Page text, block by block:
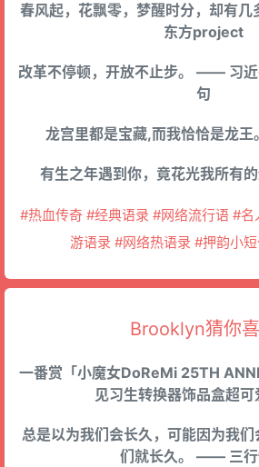
春风起，花飘零，梦醒时分，却有
东方project
改革不停顿，开放不止步。 —— 习
句
龙宫里都是宝藏,而我恰恰是龙
有生之年遇到你，竟花光我所有
#热血传奇 #经典语录 #网络流行语 #
游语录 #网络热语录 #押韵小
Brooklyn猜你
一番赏「小魔女DoReMi 25TH
见习生转换器饰品盒超可
总是以为我们会长久，可能因为我
们就长久。 —— 三